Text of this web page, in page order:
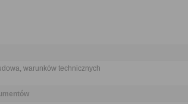
warunków technicznych